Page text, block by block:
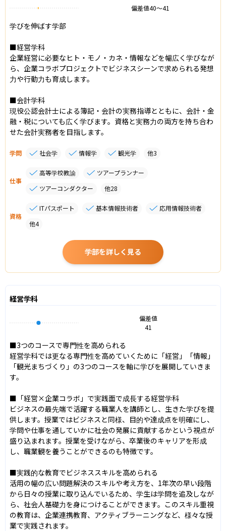
偏差値40〜41
学びを伸ばす学部
■経営学科
企業経営に必要なヒト・モノ・カネ・情報などを幅広く学びなが
ら、企業コラボプロジェクトでビジネスシーンで求められる発想
力や行動力も育成します。
■会計学科
現役公認会計士による簿記・会計の実務指導とともに、会計・金
融・税についても広く学びます。資格と実務力の両方を持ち合わ
せた会計実務者を目指します。
学問 社会学 情報学 観光学 他3
仕事
高等学校教諭
ツアープランナー
ツアーコンダクター
他28
資格
ITパスポート 基本情報技術者
応用情報技術者
他4
学部を詳しく見る
経営学科
偏差値
41
■3つのコースで専門性を高められる
経営学科では更なる専門性を高めていくために「経営」「情報」
「観光まちづくり」の3つのコースを軸に学びを展開していきま
す。
■「経営×企業コラボ」で実践面で成長する経営学科
ビジネスの最先端で活躍する職業人を講師とし、生きた学びを提
供します。授業ではビジネスと同様、目的や達成点を明確にし、
学問や仕事を通していかに社会の発展に貢献するかという視点が
盛り込まれます。授業を受けながら、卒業後のキャリアを形成
し、職業観を養うことができるのも特徴です。
■実践的な教育でビジネススキルを高められる
活用の幅の広い問題解決のスキルや考え方を、1年次の早い段階
から日々の授業に取り込んでいるため、学生は学問を追及しなが
ら、社会人基礎力を身につけることができます。このスキル重視
の教育は、企業連携教育、アクティブラーニングなど、様々な授
業で実践されます。